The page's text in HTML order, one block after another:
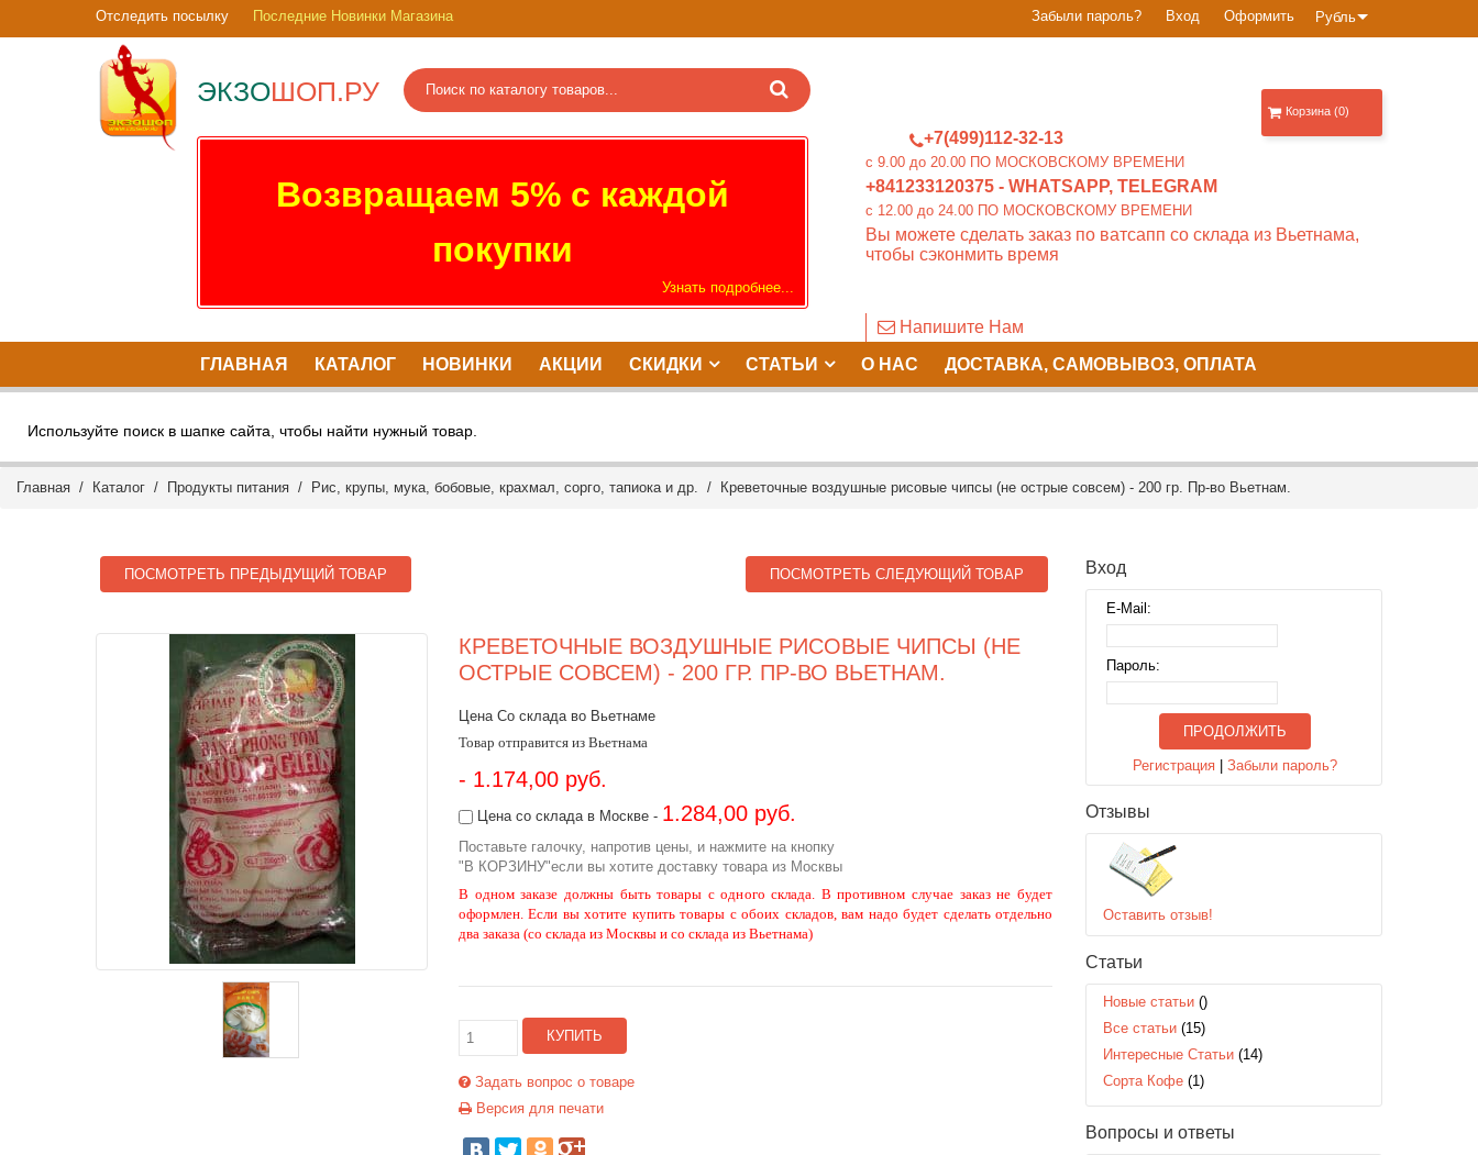
Рубль
Забыли пароль? Вход Оформить
Отследить посылку Последние Новинки Магазина
ЭКЗОШОП.РУ
+7(499)112-32-13
c 9.00 до 20.00 ПО МОСКОВСКОМУ ВРЕМЕНИ
+841233120375 - WHATSAPP, TELEGRAM
c 12.00 до 24.00 ПО МОСКОВСКОМУ ВРЕМЕНИ
Вы можете сделать заказ по ватсапп со склада из Вьетнама,
чтобы сэконмить время
Напишите Нам
Возвращаем 5% с каждой
покупки
Узнать подробнее...
Корзина (0)
ГЛАВНАЯ КАТАЛОГ НОВИНКИ АКЦИИ СКИДКИ СТАТЬИ О НАС ДОСТАВКА, САМОВЫВОЗ, ОПЛАТА
Используйте поиск в шапке сайта, чтобы найти нужный товар.
Главная / Каталог / Продукты питания / Рис, крупы, мука, бобовые, крахмал, сорго, тапиока и др. / Креветочные воздушные рисовые чипсы (не острые совсем) - 200 гр. Пр-во Вьетнам.
ПОСМОТРЕТЬ ПРЕДЫДУЩИЙ ТОВАР ПОСМОТРЕТЬ СЛЕДУЮЩИЙ ТОВАР
КРЕВЕТОЧНЫЕ ВОЗДУШНЫЕ РИСОВЫЕ ЧИПСЫ (НЕ
ОСТРЫЕ СОВСЕМ) - 200 ГР. ПР-ВО ВЬЕТНАМ.
Цена Со склада во Вьетнаме
Товар отправится из Вьетнама
- 1.174,00 руб.
Цена со склада в Москве - 1.284,00 руб.
Поставьте галочку, напротив цены, и нажмите на кнопку
"В КОРЗИНУ"если вы хотите доставку товара из Москвы
В одном заказе должны быть товары с одного склада. В противном случае заказ не будет
оформлен. Если вы хотите купить товары с обоих складов, вам надо будет сделать отдельно
два заказа (со склада из Москвы и со склада из Вьетнама)
КУПИТЬ
Задать вопрос о товаре
Версия для печати
Вход
E-Mail:
Пароль:
ПРОДОЛЖИТЬ
Регистрация |Забыли пароль?
Отзывы
Оставить отзыв!
Статьи
Новые статьи ()
Все статьи (15)
Интересные Статьи (14)
Сорта Кофе (1)
Вопросы и ответы